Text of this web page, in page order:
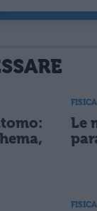
FISICA
Le
FISICA